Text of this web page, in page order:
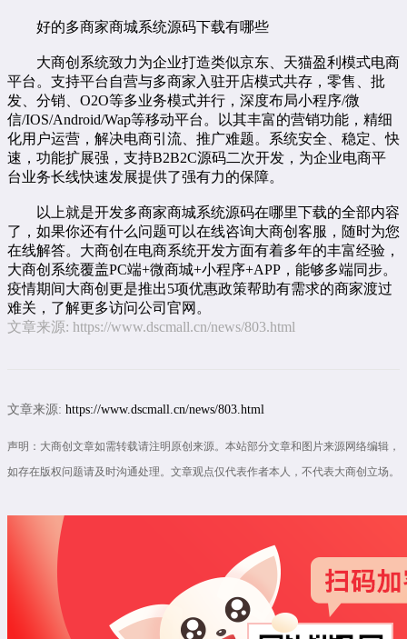
好的多商家商城系统源码下载有哪些
大商创系统致力为企业打造类似京东、天猫盈利模式电商
平台。支持平台自营与多商家入驻开店模式共存，零售、批
发、分销、O2O等多业务模式并行，深度布局小程序/微
信/IOS/Android/Wap等移动平台。以其丰富的营销功能，精细
化用户运营，解决电商引流、推广难题。系统安全、稳定、快
速，功能扩展强，支持B2B2C源码二次开发，为企业电商平
台业务长线快速发展提供了强有力的保障。
以上就是开发多商家商城系统源码在哪里下载的全部内容
了，如果你还有什么问题可以在线咨询大商创客服，随时为您
在线解答。大商创在电商系统开发方面有着多年的丰富经验，
大商创系统覆盖PC端+微商城+小程序+APP，能够多端同步。
疫情期间大商创更是推出5项优惠政策帮助有需求的商家渡过
难关，了解更多访问公司官网。
文章来源: https://www.dscmall.cn/news/803.html
文章来源: https://www.dscmall.cn/news/803.html
声明：大商创文章如需转载请注明原创来源。本站部分文章和图片来源网络编辑，
如存在版权问题请及时沟通处理。文章观点仅代表作者本人，不代表大商创立场。